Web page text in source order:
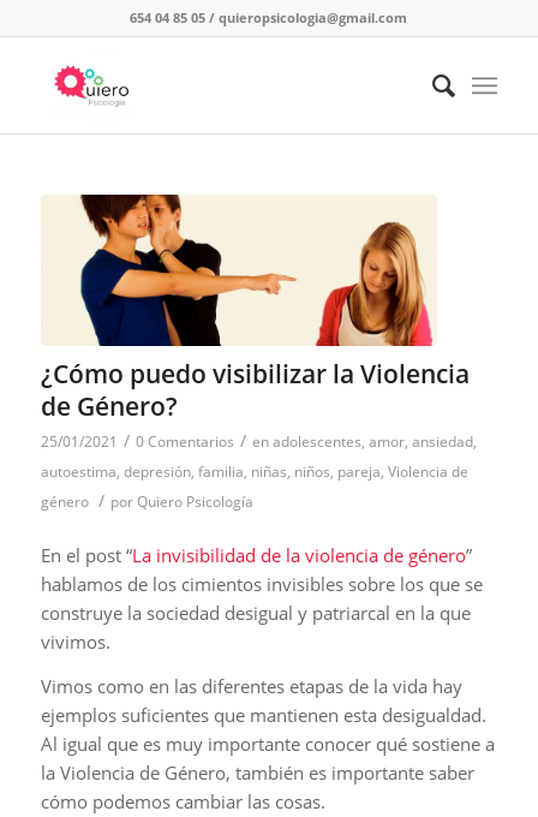
654 04 85 05 /quieropsicologia@gmail.com
¿Cómo puedo visibilizar la Violencia
de Género?
25/01/2021 / 0 Comentarios / enadolescentes, amor, ansiedad,
autoestima, depresión, familia, niñas, niños, pareja, Violencia de
género / porQuiero Psicología
En el post “La invisibilidad de la violencia de género”
hablamos de los cimientos invisibles sobre los que se
construye la sociedad desigual y patriarcal en la que
vivimos.
Vimos como en las diferentes etapas de la vida hay
ejemplos suficientes que mantienen esta desigualdad.
Al igual que es muy importante conocer qué sostiene a
la Violencia de Género, también es importante saber
cómo podemos cambiar las cosas.